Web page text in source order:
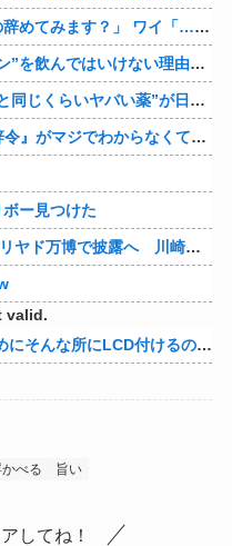
保健師「まずは社食で大盛り頼むの辞めてみます？」 ワイ「…食っちゃいけないものを売ってるのか？」
【警告】医師『熱中症で”ロキソニン”を飲んではいけない理由がこれ』
【警告】医師「米国では”ヘロインと同じくらいヤバい薬”が日本では平気で処方されてる」
ASDなんやが『冗談』とか『社交辞令』がマジでわからなくて怖い
ー見つけた
4本脚の乗り物「コルレオ」、30年リヤド万博で披露へ 川崎重工が35年発売目指す
valid.
【PC電源】いったい誰に見せるためにそんな所にLCD付けるのかな
べる 旨い
してね！